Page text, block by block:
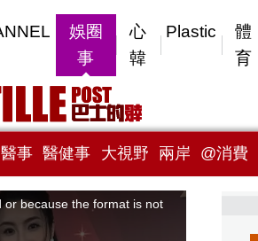
娛圈
事
心
韓
Plastic
體
育
事 醫健事 大視野 兩岸 @消費
because the format is not